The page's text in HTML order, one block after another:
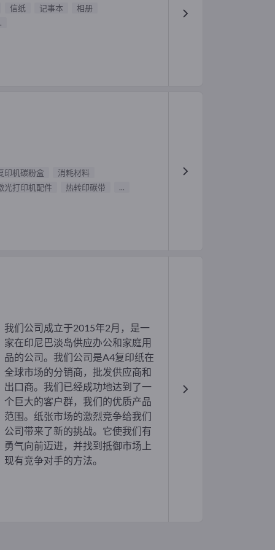
信纸 记事本
相册
印机碳粉盒
消耗材料
光打印机配件 热转印碳带 ...
我们公司成立于2015年2月，是一
家在印尼巴淡岛供应办公和家庭用
品的公司。我们公司是A4复印纸在
全球市场的分销商，批发供应商和
出口商。我们已经成功地达到了一
个巨大的客户群，我们的优质产品
范围。纸张市场的激烈竞争给我们
公司带来了新的挑战。它使我们有
勇气向前迈进，并找到抵御市场上
现有竞争对手的方法。